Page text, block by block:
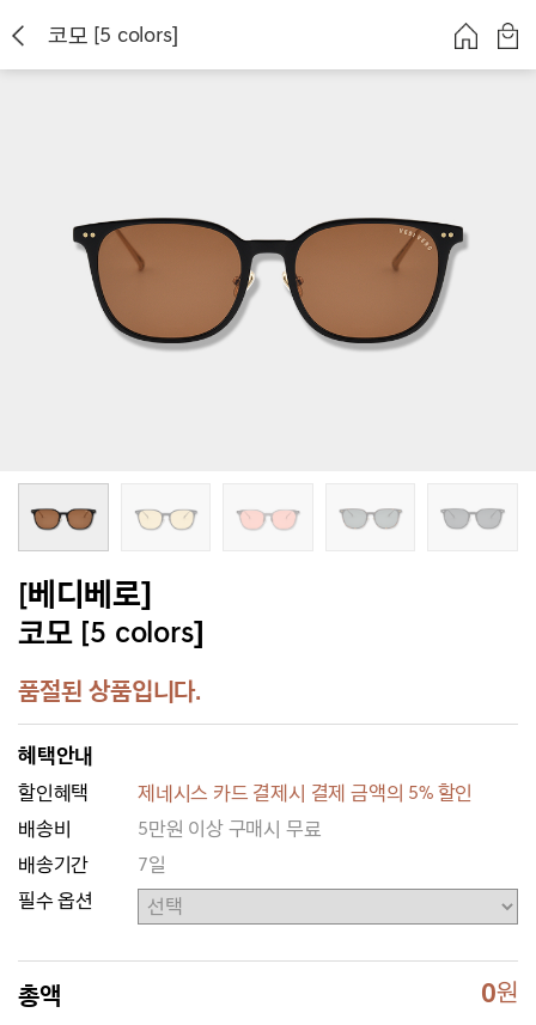
코모 [5 colors]
[베디베로]
코모 [5 colors]
품절된 상품입니다.
혜택안내
할인혜택
제네시스 카드 결제시 결제 금액의 5% 할인
배송비
5만원 이상 구매시 무료
배송기간
7일
필수 옵션
총액 0원